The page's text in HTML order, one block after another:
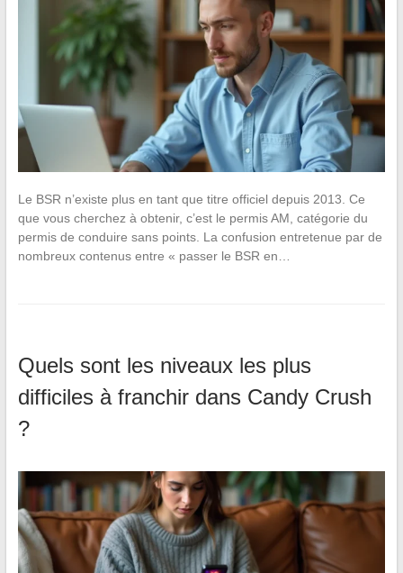
Le BSR n’existe plus en tant que titre officiel depuis 2013. Ce
que vous cherchez à obtenir, c’est le permis AM, catégorie du
permis de conduire sans points. La confusion entretenue par de
nombreux contenus entre « passer le BSR en…
Quels sont les niveaux les plus
difficiles à franchir dans Candy Crush
?